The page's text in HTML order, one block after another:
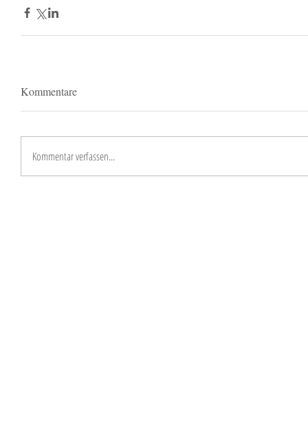
Kommentare
Kommentar verfassen...